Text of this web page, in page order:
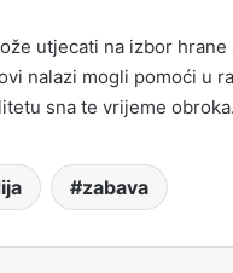
utjecati na izbor hrane
nalazi mogli pomoći u
sna te vrijeme obroka.
zabava